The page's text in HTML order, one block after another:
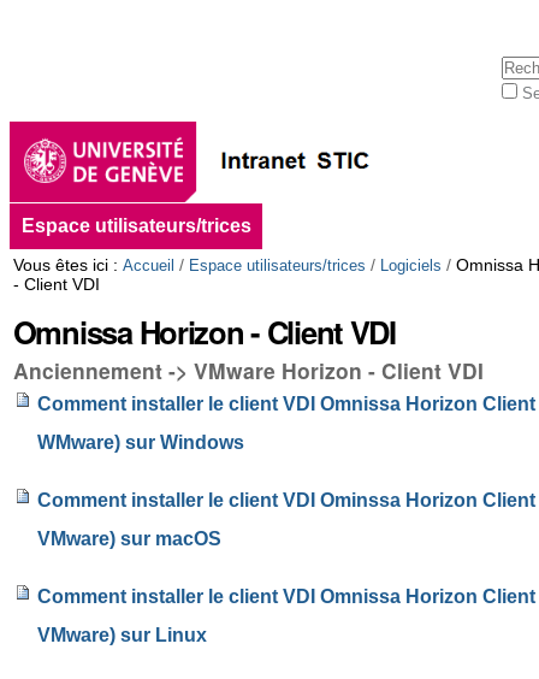
à
navigation
Espace utilisateurs/trices
Vous êtes ici : Accueil / Espace utilisateurs/trices / Logiciels / Omnissa
- Client VDI
Omnissa Horizon - Client VDI
Anciennement -> VMware Horizon - Client VDI
Comment installer le client VDI Omnissa Horizon Client
WMware) sur Windows
Comment installer le client VDI Ominssa Horizon Client
VMware) sur macOS
Comment installer le client VDI Omnissa Horizon Client
VMware) sur Linux